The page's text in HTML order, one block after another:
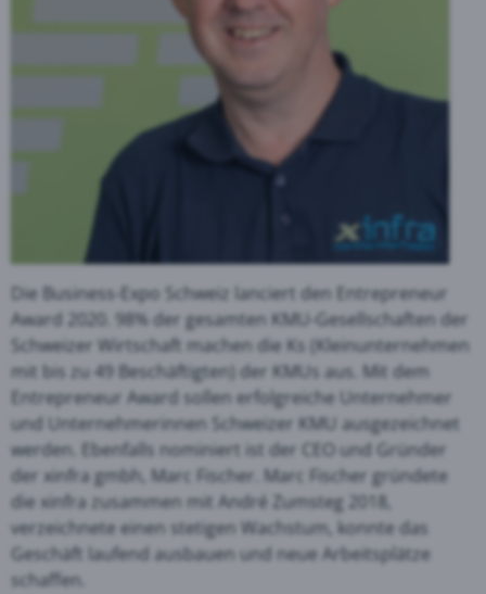
Die Business-Expo Schweiz lanciert den Entrepreneur
Award 2020. 98% der gesamten KMU-Gesellschaften der
Schweizer Wirtschaft machen die Ks (Kleinunternehmen
mit bis zu 49 Beschäftigten) der KMUs aus. Mit dem
Entrepreneur Award sollen erfolgreiche Unternehmer
und Unternehmerinnen Schweizer KMU ausgezeichnet
werden. Ebenfalls nominiert ist der CEO und Gründer
der xinfra gmbh, Marc Fischer. Marc Fischer gründete
die xinfra zusammen mit André Zumsteg 2018,
verzeichnete einen stetigen Wachstum, konnte das
Geschäft laufend ausbauen und neue Arbeitsplätze
schaffen.